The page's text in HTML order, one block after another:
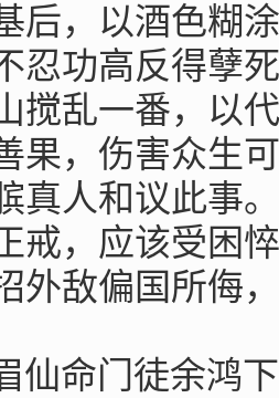
后，以酒色糊
忍功高反得孽
搅乱一番，以
果，伤害众生
真人和议此事
戒，应该受困
外敌偏国所侮
仙命门徒余鸿